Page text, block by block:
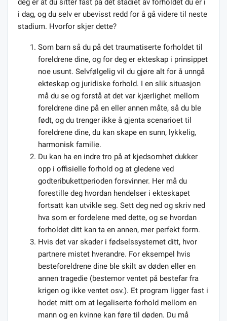
deg er at du sitter fast på det stadiet av forholdet du er i
i dag, og du selv er ubevisst redd for å gå videre til neste
stadium. Hvorfor skjer dette?
Som barn så du på det traumatiserte forholdet til
foreldrene dine, og for deg er ekteskap i prinsippet
noe usunt. Selvfølgelig vil du gjøre alt for å unngå
ekteskap og juridiske forhold. I en slik situasjon
må du se og forstå at det var kjærlighet mellom
foreldrene dine på en eller annen måte, så du ble
født, og du trenger ikke å gjenta scenarioet til
foreldrene dine, du kan skape en sunn, lykkelig,
harmonisk familie.
Du kan ha en indre tro på at kjedsomhet dukker
opp i offisielle forhold og at gledene ved
godteribukettperioden forsvinner. Her må du
forestille deg hvordan hendelser i ekteskapet
fortsatt kan utvikle seg. Sett deg ned og skriv ned
hva som er fordelene med dette, og se hvordan
forholdet ditt kan ta en annen, mer perfekt form.
Hvis det var skader i fødselssystemet ditt, hvor
partnere mistet hverandre. For eksempel hvis
besteforeldrene dine ble skilt av døden eller en
annen tragedie (bestemor ventet på bestefar fra
krigen og ikke ventet osv.). Et program ligger fast i
hodet mitt om at legaliserte forhold mellom en
mann og en kvinne kan føre til døden. Du må